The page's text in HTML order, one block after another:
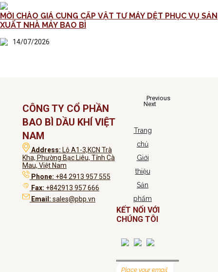
Previous
Next
MỜI CHÀO GIÁ CUNG CẤP VẬT TƯ MÁY DỆT PHỤC VỤ SẢN
XUẤT NHÀ MÁY BAO BÌ
14/07/2026
CÔNG TY CỔ PHẦN
BAO BÌ DẦU KHÍ VIỆT
NAM
Address: Lô A1-3,KCN Trà
Kha, Phường Bạc Liêu, Tỉnh Cà
Mau, Việt Nam
Phone: +84 2913 957 555
Fax: +842913 957 666
Email: sales@pbp.vn
Trang
chủ
Giới
thiệu
Sản
phẩm
KẾT NỐI VỚI
CHÚNG TÔI